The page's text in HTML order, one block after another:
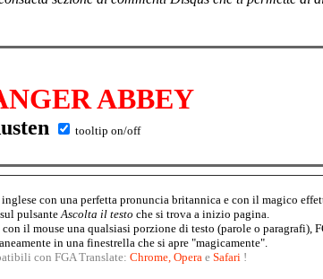
ABBEY
tooltip on/off
con una perfetta pronuncia britannica e con il magico
pulsanteAscolta il testo che si trova a inizio pagina.
il mouse una qualsiasi porzione di testo (parole o paragrafi),
in una finestrella che si apre "magicamente".
con FGA Translate: Chrome, Operae Safari !